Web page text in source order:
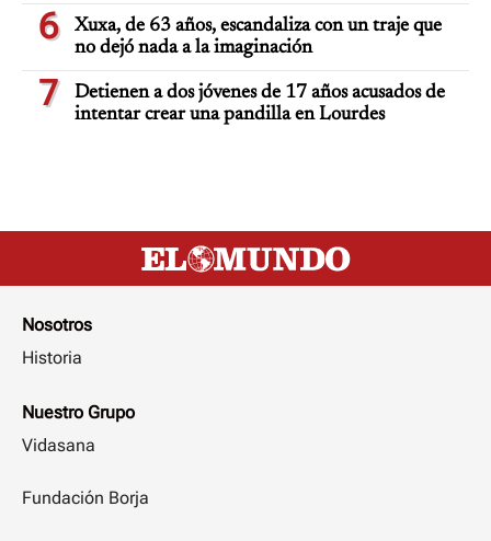
6
Xuxa, de 63 años, escandaliza con un traje que
no dejó nada a la imaginación
7
Detienen a dos jóvenes de 17 años acusados de
intentar crear una pandilla en Lourdes
Nosotros
Historia
Nuestro Grupo
Vidasana
Fundación Borja